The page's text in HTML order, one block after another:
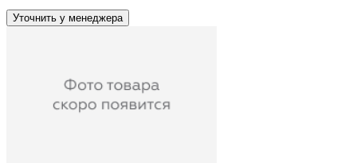
Уточнить у менеджера